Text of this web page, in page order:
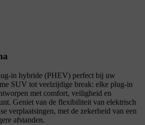
in hybride (PHEV) perfect bij uw
SUV tot veelzijdige break: elke plug-in
met comfort, veiligheid en
Geniet van de flexibiliteit van elektrisch
verplaatsingen, met de zekerheid van een
afstanden.